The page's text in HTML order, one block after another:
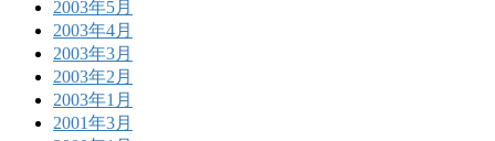
2003年5月
2003年4月
2003年3月
2003年2月
2003年1月
2001年3月